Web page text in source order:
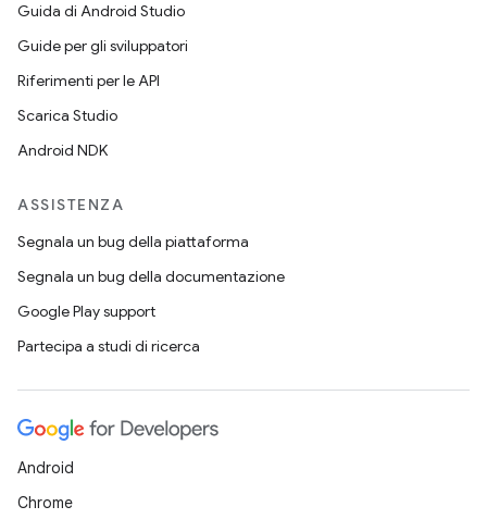
Guida di Android Studio
Guide per gli sviluppatori
Riferimenti per le API
Scarica Studio
Android NDK
ASSISTENZA
Segnala un bug della piattaforma
Segnala un bug della documentazione
Google Play support
Partecipa a studi di ricerca
Android
Chrome